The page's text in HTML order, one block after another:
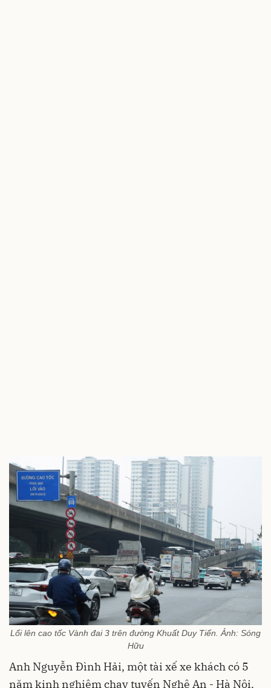
Lối lên cao tốc Vành đai 3 trên đường Khuất Duy Tiến. Ảnh: Sóng
Hữu
Anh Nguyễn Đình Hải, một tài xế xe khách có 5
năm kinh nghiệm chạy tuyến Nghệ An - Hà Nội,